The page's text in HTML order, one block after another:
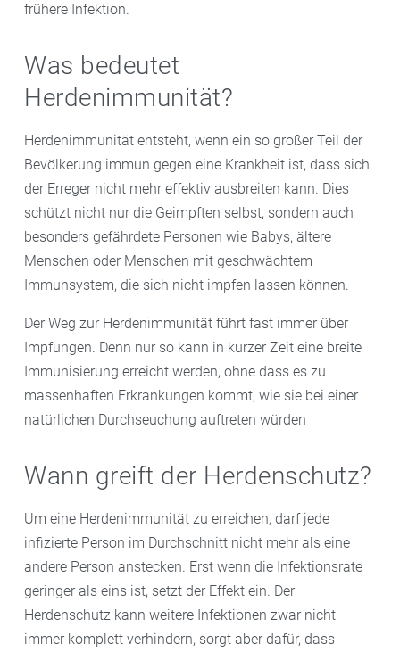
frühere Infektion.
Was bedeutet
Herdenimmunität?
Herdenimmunität entsteht, wenn ein so großer Teil der
Bevölkerung immun gegen eine Krankheit ist, dass sich
der Erreger nicht mehr effektiv ausbreiten kann. Dies
schützt nicht nur die Geimpften selbst, sondern auch
besonders gefährdete Personen wie Babys, ältere
Menschen oder Menschen mit geschwächtem
Immunsystem, die sich nicht impfen lassen können.
Der Weg zur Herdenimmunität führt fast immer über
Impfungen. Denn nur so kann in kurzer Zeit eine breite
Immunisierung erreicht werden, ohne dass es zu
massenhaften Erkrankungen kommt, wie sie bei einer
natürlichen Durchseuchung auftreten würden
Wann greift der Herdenschutz?
Um eine Herdenimmunität zu erreichen, darf jede
infizierte Person im Durchschnitt nicht mehr als eine
andere Person anstecken. Erst wenn die Infektionsrate
geringer als eins ist, setzt der Effekt ein. Der
Herdenschutz kann weitere Infektionen zwar nicht
immer komplett verhindern, sorgt aber dafür, dass